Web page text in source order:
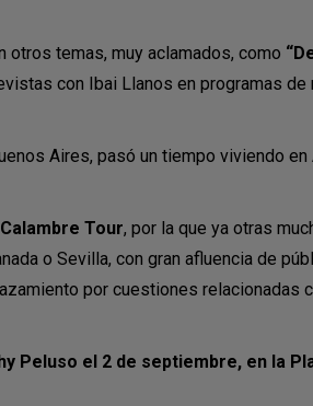
temas, muy aclamados, como
con Ibai Llanos en programas de
Aires, pasó un tiempo viviendo en
Calambre Tour, por la que ya otras
o Sevilla, con gran afluencia de
por cuestiones relacionadas
Peluso el 2 de septiembre, en la